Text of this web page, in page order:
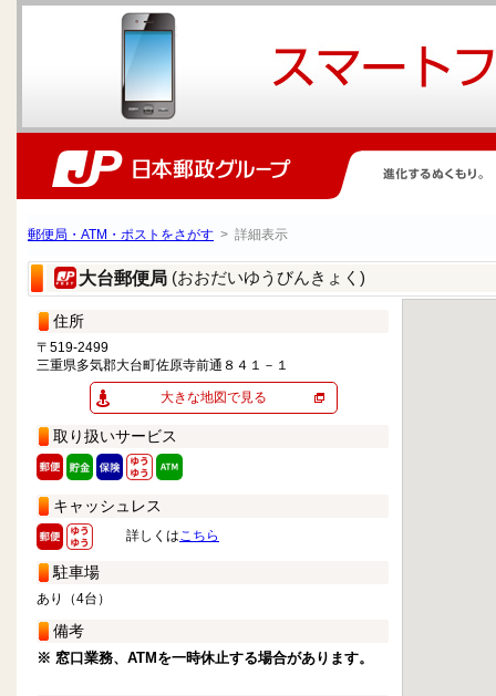
郵便局・ATM・ポストをさがす > 詳細表示
大台郵便局 (おおだいゆうびんきょく)
住所
〒519-2499
三重県多気郡大台町佐原寺前通８４１－１
大きな地図で見る
取り扱いサービス
キャッシュレス
詳しくはこちら
駐車場
あり（4台）
備考
※ 窓口業務、ATMを一時休止する場合があります。